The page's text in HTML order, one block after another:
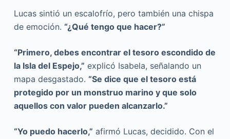
Lucas sintió un escalofrío, pero también una chispa
de emoción. “¿Qué tengo que hacer?”
“Primero, debes encontrar el tesoro escondido de
la Isla del Espejo,” explicó Isabela, señalando un
mapa desgastado. “Se dice que el tesoro está
protegido por un monstruo marino y que solo
aquellos con valor pueden alcanzarlo.”
“Yo puedo hacerlo,” afirmó Lucas, decidido. Con el